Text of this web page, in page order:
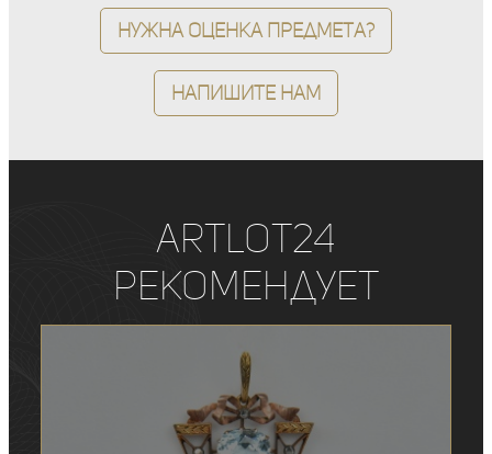
Нужна оценка предмета?
Напишите нам
ArtLot24
рекомендует